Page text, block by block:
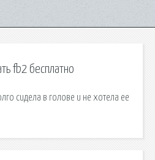
fb2 бесплатно
сидела в голове и не хотела ее